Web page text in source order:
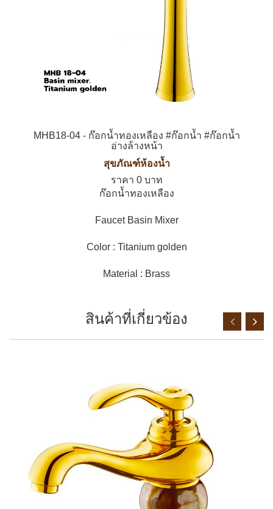
MHB18-04 - ก๊อกน้ำทองเหลือง #ก๊อกน้ำ #ก๊อกน้ำ
อ่างล้างหน้า
สุขภัณฑ์ห้องน้ำ
ราคา 0 บาท
ก๊อกน้ำทองเหลือง
Faucet Basin Mixer
Color : Titanium golden
Material : Brass
สินค้าที่เกี่ยวข้อง